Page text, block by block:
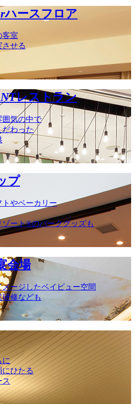
ハースフロア
客室
せる
レストラン
囲気の中で
だわった
プ
トやベーカリー
ート®のパークグッズも
会場
ージしたベイビュー空間
修なども
に
にひたる
ス